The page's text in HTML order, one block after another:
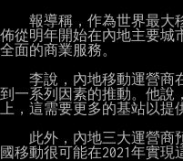
報導稱，作為世界最大移
佈從明年開始在內地主要城
全面的商業服務。
李說，內地移動運營商在
到一系列因素的推動。他說
上，這需要更多的基站以提
此外，內地三大運營商預
國移動很可能在2021年實現